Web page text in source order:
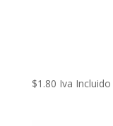
$1.80 Iva Incluido